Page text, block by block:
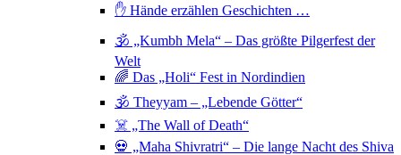
✋ Hände erzählen Geschichten …
🕉 „Kumbh Mela“ – Das größte Pilgerfest der
Welt
🌈 Das „Holi“ Fest in Nordindien
🕉 Theyyam – „Lebende Götter“
☠️ „The Wall of Death“
💀 „Maha Shivratri“ – Die lange Nacht des Shiva